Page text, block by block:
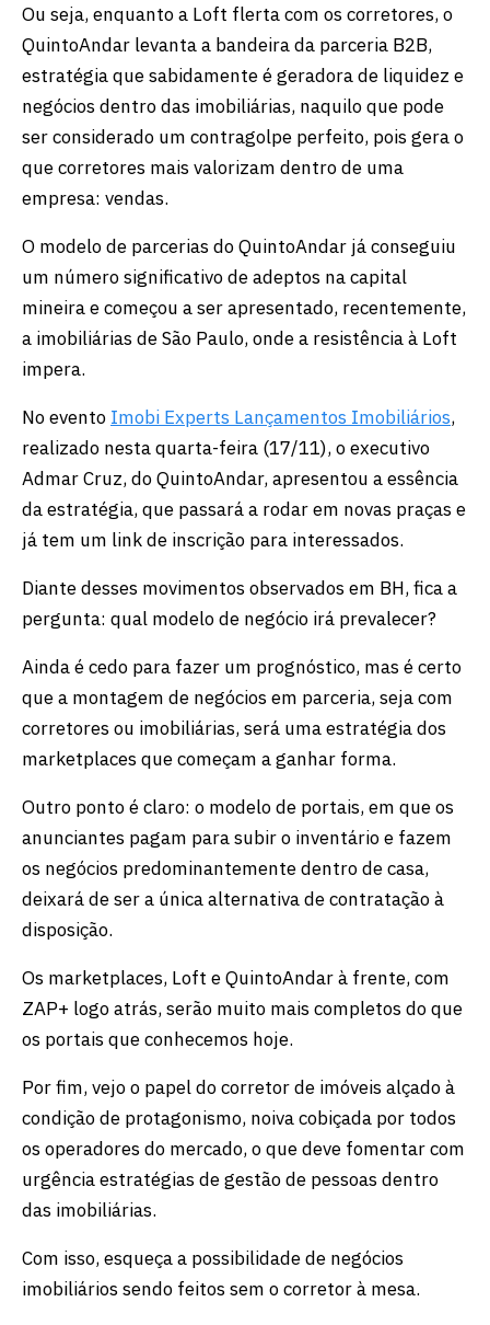
Ou seja, enquanto a Loft flerta com os corretores, o
QuintoAndar levanta a bandeira da parceria B2B,
estratégia que sabidamente é geradora de liquidez e
negócios dentro das imobiliárias, naquilo que pode
ser considerado um contragolpe perfeito, pois gera o
que corretores mais valorizam dentro de uma
empresa: vendas.
O modelo de parcerias do QuintoAndar já conseguiu
um número significativo de adeptos na capital
mineira e começou a ser apresentado, recentemente,
a imobiliárias de São Paulo, onde a resistência à Loft
impera.
No evento Imobi Experts Lançamentos Imobiliários,
realizado nesta quarta-feira (17/11), o executivo
Admar Cruz, do QuintoAndar, apresentou a essência
da estratégia, que passará a rodar em novas praças e
já tem um link de inscrição para interessados.
Diante desses movimentos observados em BH, fica a
pergunta: qual modelo de negócio irá prevalecer?
Ainda é cedo para fazer um prognóstico, mas é certo
que a montagem de negócios em parceria, seja com
corretores ou imobiliárias, será uma estratégia dos
marketplaces que começam a ganhar forma.
Outro ponto é claro: o modelo de portais, em que os
anunciantes pagam para subir o inventário e fazem
os negócios predominantemente dentro de casa,
deixará de ser a única alternativa de contratação à
disposição.
Os marketplaces, Loft e QuintoAndar à frente, com
ZAP+ logo atrás, serão muito mais completos do que
os portais que conhecemos hoje.
Por fim, vejo o papel do corretor de imóveis alçado à
condição de protagonismo, noiva cobiçada por todos
os operadores do mercado, o que deve fomentar com
urgência estratégias de gestão de pessoas dentro
das imobiliárias.
Com isso, esqueça a possibilidade de negócios
imobiliários sendo feitos sem o corretor à mesa.